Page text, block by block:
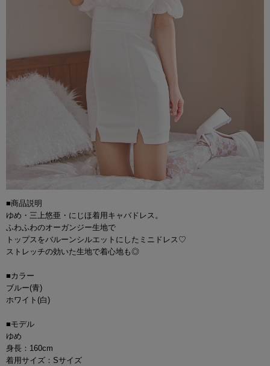
■商品説明
ゆめ・三上悠亜・にじほ着用キャバドレス。
ふわふわのオーガンジー生地で
トップスをバルーンシルエットにしたミニドレス♡
ストレッチの効いた生地で着心地も◎
■カラー
ブルー(青)
ホワイト(白)
■モデル
ゆめ
身長：160cm
着用サイズ：Sサイズ